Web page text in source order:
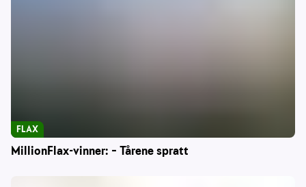
MillionFlax-vinner: – Tårene spratt
FLAX